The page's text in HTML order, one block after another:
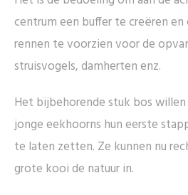
centrum een buffer te creëren
rennen te voorzien voor de
struisvogels, damherten enz.
Het bijbehorende stuk bos
jonge eekhoorns hun eerste
te laten zetten. Ze kunnen nu
grote kooi de natuur in.